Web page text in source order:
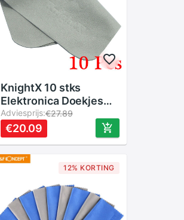
KnightX 10 stks
Elektronica Doekjes
Lens Doek voor TV
camera lens filters lot
voor cleaner ND UV
Filter Cleaner schoon
Adviesprijs:€27.89
€20.09
12% KORTING